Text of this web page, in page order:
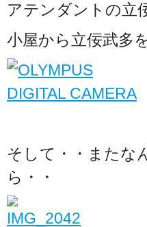
アテンダントの立
小屋から立佞武多
そして・・またな
ら・・